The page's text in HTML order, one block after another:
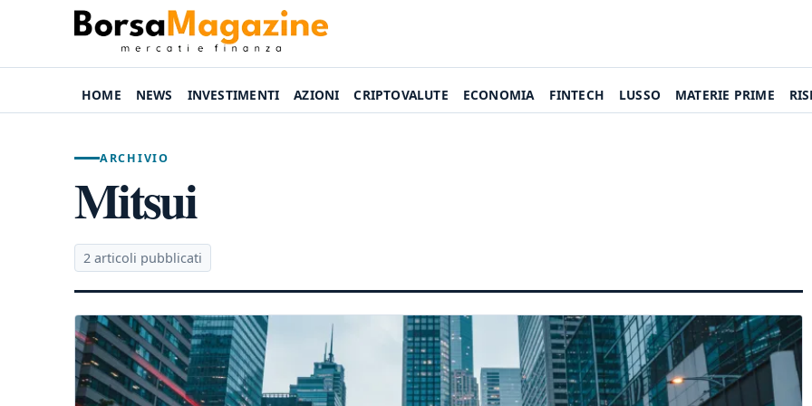
HOME NEWS INVESTIMENTI AZIONI CRIPTOVALUTE ECONOMIA FINTECH LUSSO MATERIE PRIME
ARCHIVIO
Mitsui
2 articoli pubblicati